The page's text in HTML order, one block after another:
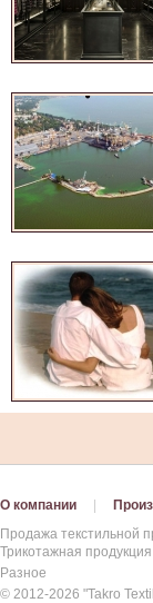
О компании
Продажа текстильной
Трикотажная
Разное
© 2012-2026 "Takro